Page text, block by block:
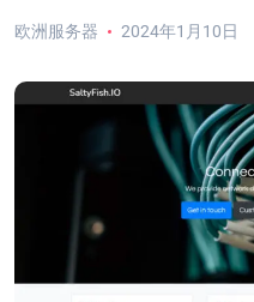
欧洲服务器 2024年1月10日